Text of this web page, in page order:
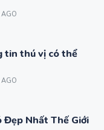
AGO
tin thú vị có thể
AGO
Đẹp Nhất Thế Giới